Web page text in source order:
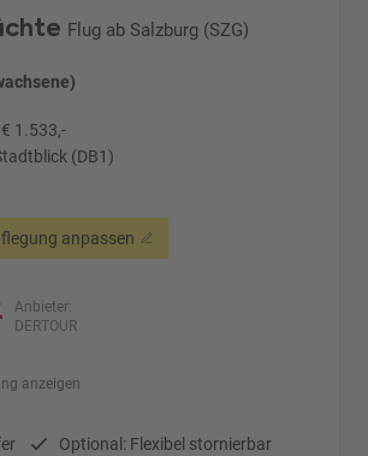
Flug ab Salzburg (SZG)
1.533,-
(DB1)
anpassen
Anbieter:
DERTOUR
anzeigen
Optional: Flexibel stornierbar